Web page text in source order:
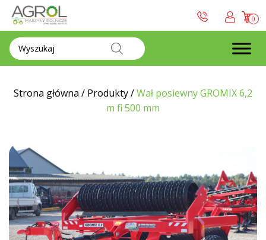
0
Wyszukiwarka
produktów
Strona główna / Produkty/Wał posiewny GROMIX 6,2
m fi 500 mm